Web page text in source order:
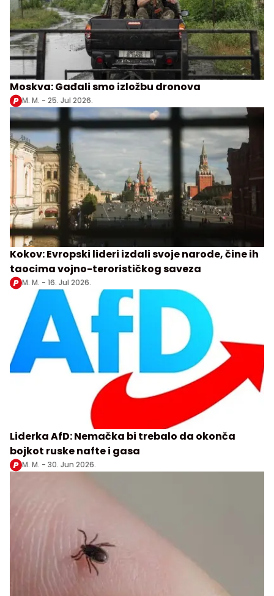
Moskva: Gađali smo izložbu dronova
M. M. - 25. Jul 2026.
Kokov: Evropski lideri izdali svoje narode, čine ih
taocima vojno-terorističkog saveza
M. M. - 16. Jul 2026.
Liderka AfD: Nemačka bi trebalo da okonča
bojkot ruske nafte i gasa
M. M. - 30. Jun 2026.